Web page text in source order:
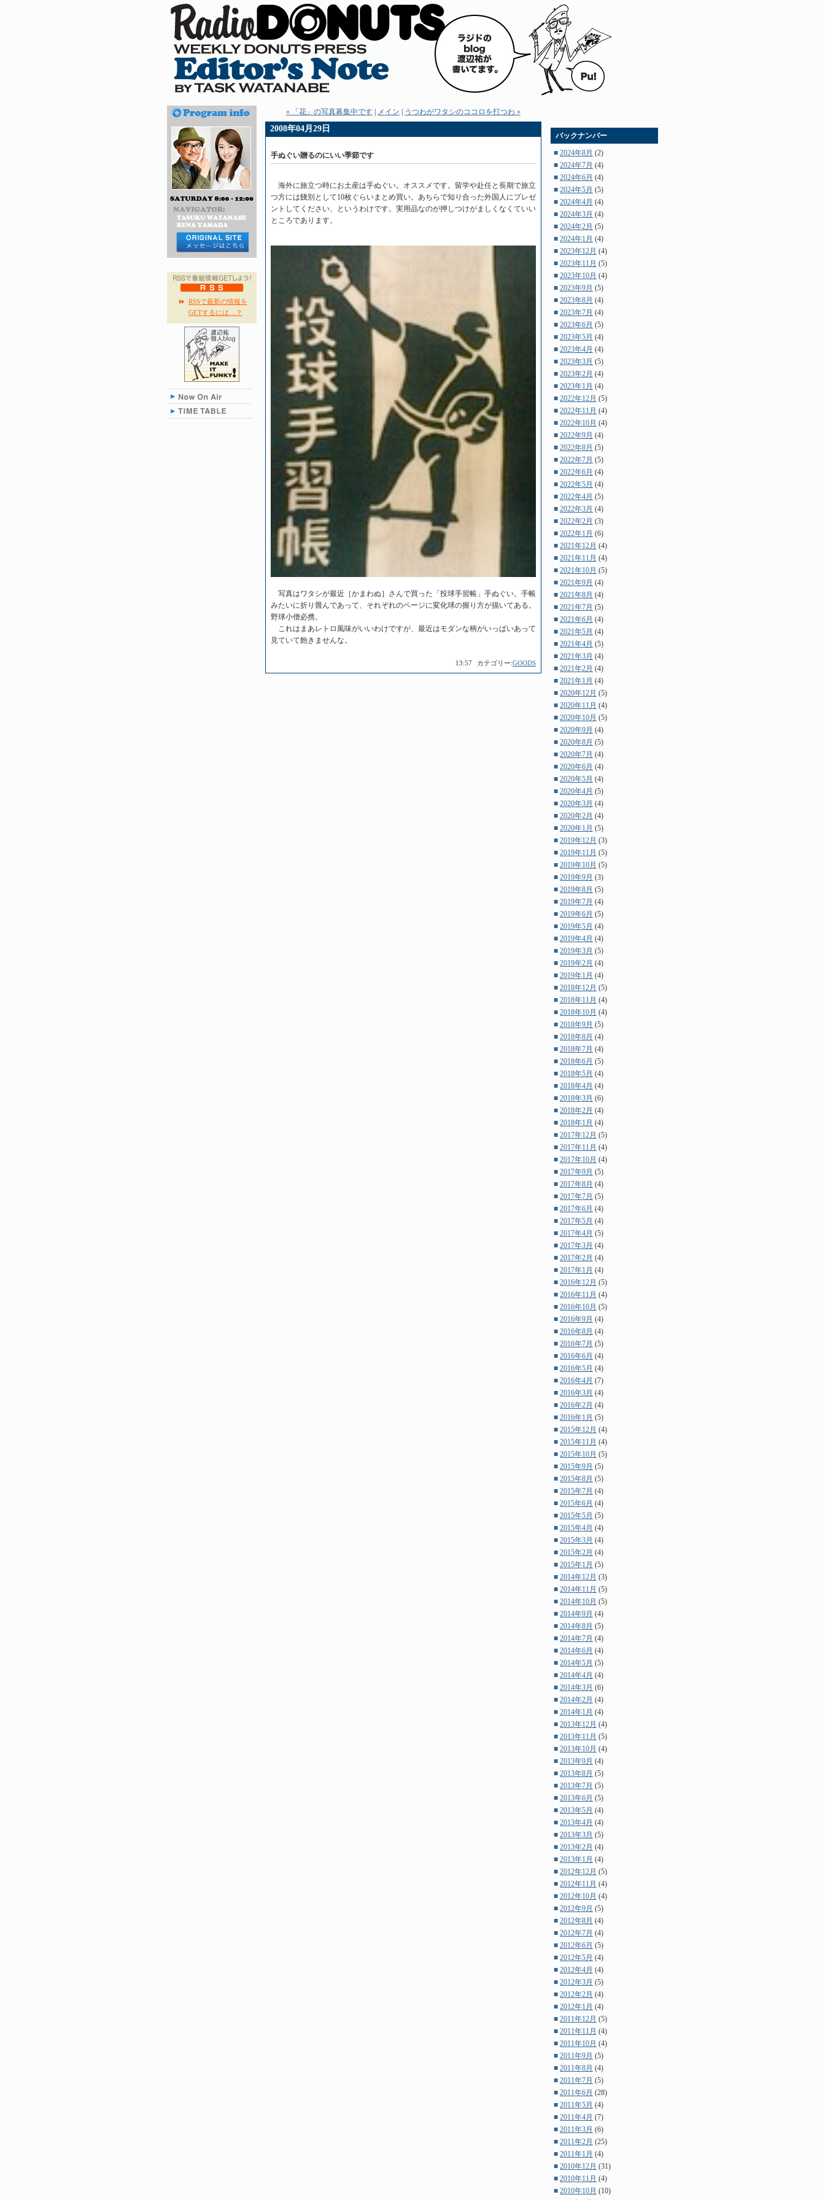
RSSで最新の情報を
GETするには…？
« 「花」の写真募集中です メイン うつわがワタシのココロを打つわ »
2008年04月29日
手ぬぐい贈るのにいい季節です
海外に旅立つ時にお土産は手ぬぐい。オススメです。留学や赴任と長期で旅立
つ方には餞別として10枚ぐらいまとめ買い。あちらで知り合った外国人にプレゼ
ントしてください、というわけです。実用品なのが押しつけがましくなくていい
ところであります。
写真はワタシが最近［かまわぬ］さんで買った「投球手習帳」手ぬぐい。手帳
みたいに折り畳んであって、それぞれのページに変化球の握り方が描いてある。
野球小僧必携。
これはまあレトロ風味がいいわけですが、最近はモダンな柄がいっぱいあって
見ていて飽きませんな。
13:57 カテゴリー:GOODS
バックナンバー
■ 2024年8月 (2)
■ 2024年7月 (4)
■ 2024年6月 (4)
■ 2024年5月 (5)
■ 2024年4月 (4)
■ 2024年3月 (4)
■ 2024年2月 (5)
■ 2024年1月 (4)
■ 2023年12月 (4)
■ 2023年11月 (5)
■ 2023年10月 (4)
■ 2023年9月 (5)
■ 2023年8月 (4)
■ 2023年7月 (4)
■ 2023年6月 (5)
■ 2023年5月 (4)
■ 2023年4月 (4)
■ 2023年3月 (5)
■ 2023年2月 (4)
■ 2023年1月 (4)
■ 2022年12月 (5)
■ 2022年11月 (4)
■ 2022年10月 (4)
■ 2022年9月 (4)
■ 2022年8月 (5)
■ 2022年7月 (5)
■ 2022年6月 (4)
■ 2022年5月 (4)
■ 2022年4月 (5)
■ 2022年3月 (4)
■ 2022年2月 (3)
■ 2022年1月 (6)
■ 2021年12月 (4)
■ 2021年11月 (4)
■ 2021年10月 (5)
■ 2021年9月 (4)
■ 2021年8月 (4)
■ 2021年7月 (5)
■ 2021年6月 (4)
■ 2021年5月 (4)
■ 2021年4月 (5)
■ 2021年3月 (4)
■ 2021年2月 (4)
■ 2021年1月 (4)
■ 2020年12月 (5)
■ 2020年11月 (4)
■ 2020年10月 (5)
■ 2020年9月 (4)
■ 2020年8月 (5)
■ 2020年7月 (4)
■ 2020年6月 (4)
■ 2020年5月 (4)
■ 2020年4月 (5)
■ 2020年3月 (4)
■ 2020年2月 (4)
■ 2020年1月 (5)
■ 2019年12月 (3)
■ 2019年11月 (5)
■ 2019年10月 (5)
■ 2019年9月 (3)
■ 2019年8月 (5)
■ 2019年7月 (4)
■ 2019年6月 (5)
■ 2019年5月 (4)
■ 2019年4月 (4)
■ 2019年3月 (5)
■ 2019年2月 (4)
■ 2019年1月 (4)
■ 2018年12月 (5)
■ 2018年11月 (4)
■ 2018年10月 (4)
■ 2018年9月 (5)
■ 2018年8月 (4)
■ 2018年7月 (4)
■ 2018年6月 (5)
■ 2018年5月 (4)
■ 2018年4月 (4)
■ 2018年3月 (6)
■ 2018年2月 (4)
■ 2018年1月 (4)
■ 2017年12月 (5)
■ 2017年11月 (4)
■ 2017年10月 (4)
■ 2017年9月 (5)
■ 2017年8月 (4)
■ 2017年7月 (5)
■ 2017年6月 (4)
■ 2017年5月 (4)
■ 2017年4月 (5)
■ 2017年3月 (4)
■ 2017年2月 (4)
■ 2017年1月 (4)
■ 2016年12月 (5)
■ 2016年11月 (4)
■ 2016年10月 (5)
■ 2016年9月 (4)
■ 2016年8月 (4)
■ 2016年7月 (5)
■ 2016年6月 (4)
■ 2016年5月 (4)
■ 2016年4月 (7)
■ 2016年3月 (4)
■ 2016年2月 (4)
■ 2016年1月 (5)
■ 2015年12月 (4)
■ 2015年11月 (4)
■ 2015年10月 (5)
■ 2015年9月 (5)
■ 2015年8月 (5)
■ 2015年7月 (4)
■ 2015年6月 (4)
■ 2015年5月 (5)
■ 2015年4月 (4)
■ 2015年3月 (4)
■ 2015年2月 (4)
■ 2015年1月 (5)
■ 2014年12月 (3)
■ 2014年11月 (5)
■ 2014年10月 (5)
■ 2014年9月 (4)
■ 2014年8月 (5)
■ 2014年7月 (4)
■ 2014年6月 (4)
■ 2014年5月 (5)
■ 2014年4月 (4)
■ 2014年3月 (6)
■ 2014年2月 (4)
■ 2014年1月 (4)
■ 2013年12月 (4)
■ 2013年11月 (5)
■ 2013年10月 (4)
■ 2013年9月 (4)
■ 2013年8月 (5)
■ 2013年7月 (5)
■ 2013年6月 (5)
■ 2013年5月 (4)
■ 2013年4月 (4)
■ 2013年3月 (5)
■ 2013年2月 (4)
■ 2013年1月 (4)
■ 2012年12月 (5)
■ 2012年11月 (4)
■ 2012年10月 (4)
■ 2012年9月 (5)
■ 2012年8月 (4)
■ 2012年7月 (4)
■ 2012年6月 (5)
■ 2012年5月 (4)
■ 2012年4月 (4)
■ 2012年3月 (5)
■ 2012年2月 (4)
■ 2012年1月 (4)
■ 2011年12月 (5)
■ 2011年11月 (4)
■ 2011年10月 (4)
■ 2011年9月 (5)
■ 2011年8月 (4)
■ 2011年7月 (5)
■ 2011年6月 (28)
■ 2011年5月 (4)
■ 2011年4月 (7)
■ 2011年3月 (6)
■ 2011年2月 (25)
■ 2011年1月 (4)
■ 2010年12月 (31)
■ 2010年11月 (4)
■ 2010年10月 (10)